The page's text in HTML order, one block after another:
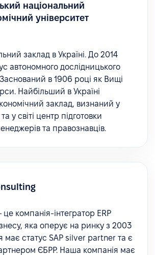
національний
університет
заклад в Україні. До 2014
автономного дослідницького
Заснований в 1906 році як Вищі
Найбільший в Україні
заклад, визнаний у
у світі центр підготовки
та правознавців.
це компанія-інтегратор ERP
яка оперує на ринку з 2003
має статус SAP silver partner та є
ЄБРР. Наша компанія має